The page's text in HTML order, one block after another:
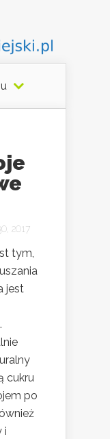
2017
tym,
jest
cukru
po
i